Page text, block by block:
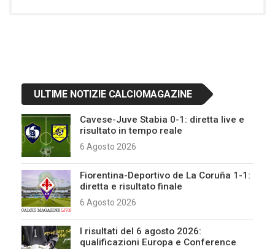
ULTIME NOTIZIE CALCIOMAGAZINE
Cavese-Juve Stabia 0-1: diretta live e
risultato in tempo reale
6 Agosto 2026
Fiorentina-Deportivo de La Coruña 1-1:
diretta e risultato finale
6 Agosto 2026
I risultati del 6 agosto 2026:
qualificazioni Europa e Conference